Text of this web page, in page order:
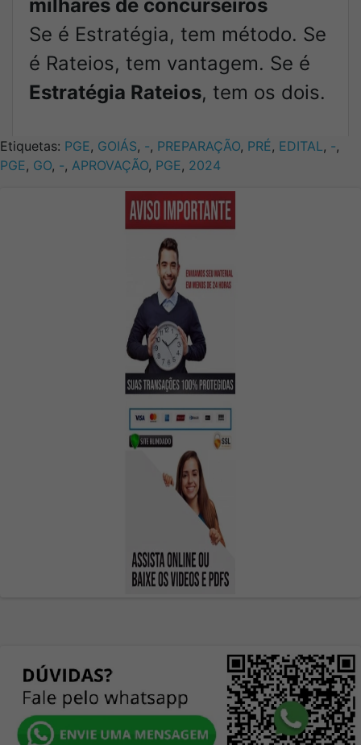
milhares de concurseiros
Se é Estratégia, tem método. Se
é Rateios, tem vantagem. Se é
Estratégia Rateios, tem os dois.
Etiquetas: PGE , GOIÁS, -, PREPARAÇÃO, PRÉ , EDITAL , -,
PGE , GO, -, APROVAÇÃO, PGE , 2024